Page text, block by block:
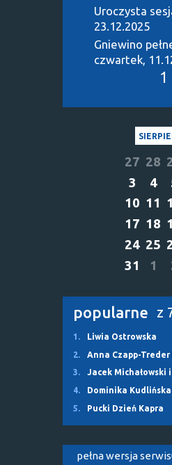
Uroczysta
23.12.2025
Gniewino
czwartek,
1
27 28
3
4
10 11
17 18
24 25
31
1
popularne z
1. Liwia Ostrowska
2.
Anna Czapp-
3.
Jacek Michałowski
4.
Dominika Kudlińska
5.
Pucki Dzień Kapra
pełna wersja